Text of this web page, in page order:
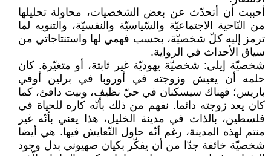
أحببت أن أتحدّث عن بعض الشخصيات، محاولة تحليلها
من النّاحية الاجتماعيّة والسّياسيّة والنفسيّة، والتنويه لما
ترمز إليه كلّ شخصيّة، بحسب فهمي لها واستنتاجاتي من
سياق الأحداث في الرواية.
شخصيّة إيلي: شخصيّة يهوديّة غير ثابتة، أو متغيّرة. كان
حلمه أن يعيش وزوجته في أوروبا في برلين أوفي
باريس؛ فهناك سيسكنان في حيّ نظيف، وبيت دافئ، كما
كان يعد زوجته دائما. نفهم من ذلك بأنّه كاره للحياة في
فلسطين، بالذات في مدينة الخليل، هذا يعني بأنّه غير
منتم لهذه المدينة، رغم أنّه حاول التّعايش فيها. هي أيضا
شخصيّة خائفة جدّا من أن يفكّر بكيان صهيوني بدل وجود